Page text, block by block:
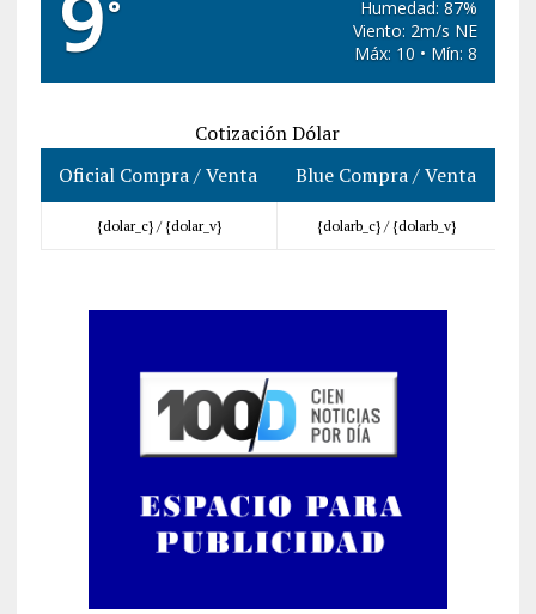
°
Humedad: 87%
Viento: 2m/s NE
Máx: 10 • Mín: 8
Cotización Dólar
Oficial Compra / Venta
Blue Compra / Venta
{dolar_c} / {dolar_v} {dolarb_c} / {dolarb_v}